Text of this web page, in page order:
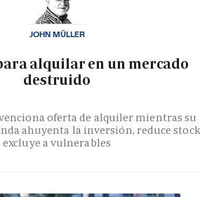
alquilar en un mercado
destruido
oferta de alquiler mientras su
ahuyenta la inversión, reduce
excluye a vulnerables
JOHN MÜLLER